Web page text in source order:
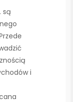
są
i